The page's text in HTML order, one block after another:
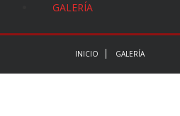
GALERÍA
INICIO GALERÍA